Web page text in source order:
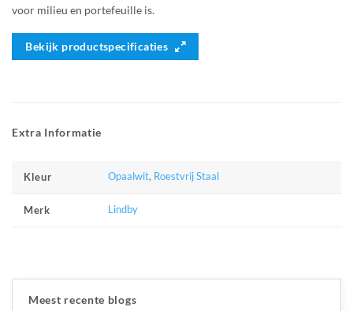
voor milieu en portefeuille is.
Bekijk productspecificaties
Extra Informatie
Kleur Opaalwit, Roestvrij Staal
Merk Lindby
Meest recente blogs